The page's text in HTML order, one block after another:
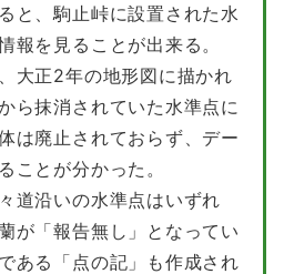
と、駒止峠に設置された水
報を見ることが出来る。
大正2年の地形図に描かれ
ら抹消されていた水準点に
は廃止されておらず、デー
ことが分かった。
道沿いの水準点はいずれ
が「報告無し」となってい
ある「点の記」も作成され